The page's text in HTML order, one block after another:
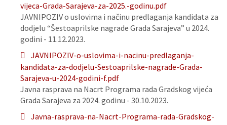
vijeca-Grada-Sarajeva-za-2025.-godinu.pdf
JAVNIPOZIV o uslovima i načinu predlaganja kandidata za
dodjelu “Šestoaprilske nagrade Grada Sarajeva” u 2024.
godini - 11.12.2023.
JAVNIPOZIV-o-uslovima-i-nacinu-predlaganja-
kandidata-za-dodjelu-Sestoaprilske-nagrade-Grada-
Sarajeva-u-2024-godini-f.pdf
Javna rasprava na Nacrt Programa rada Gradskog vijeća
Grada Sarajeva za 2024. godinu - 30.10.2023.
Javna-rasprava-na-Nacrt-Programa-rada-Gradskog-